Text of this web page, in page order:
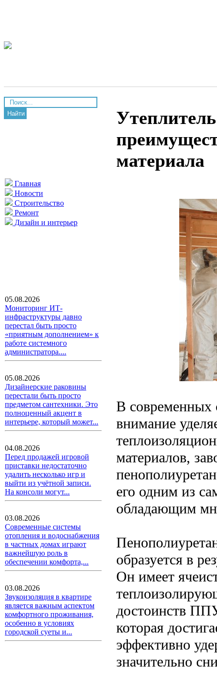
Найти
Главная
Новости
Строительство
Ремонт
Дизайн и интерьер
05.08.2026
Мониторинг ИТ-
инфраструктуры давно
перестал быть просто
«приятным дополнением» к
работе системного
администратора....
05.08.2026
Дизайнерские раковины
перестали быть просто
предметом сантехники. Это
полноценный акцент в
интерьере, который может...
04.08.2026
Перед продажей игровой
приставки недостаточно
удалить несколько игр и
выйти из учётной записи.
На консоли могут...
03.08.2026
Современные системы
отопления и водоснабжения
в частных домах играют
важнейшую роль в
обеспечении комфорта,...
03.08.2026
Звукоизоляция в квартире
является важным аспектом
комфортного проживания,
особенно в условиях
городской суеты и...
материала
В современных
внимание
материалов,
его одним из
обладающим
образуется в
Он имеет
достоинств
которая
эффективно
значительно